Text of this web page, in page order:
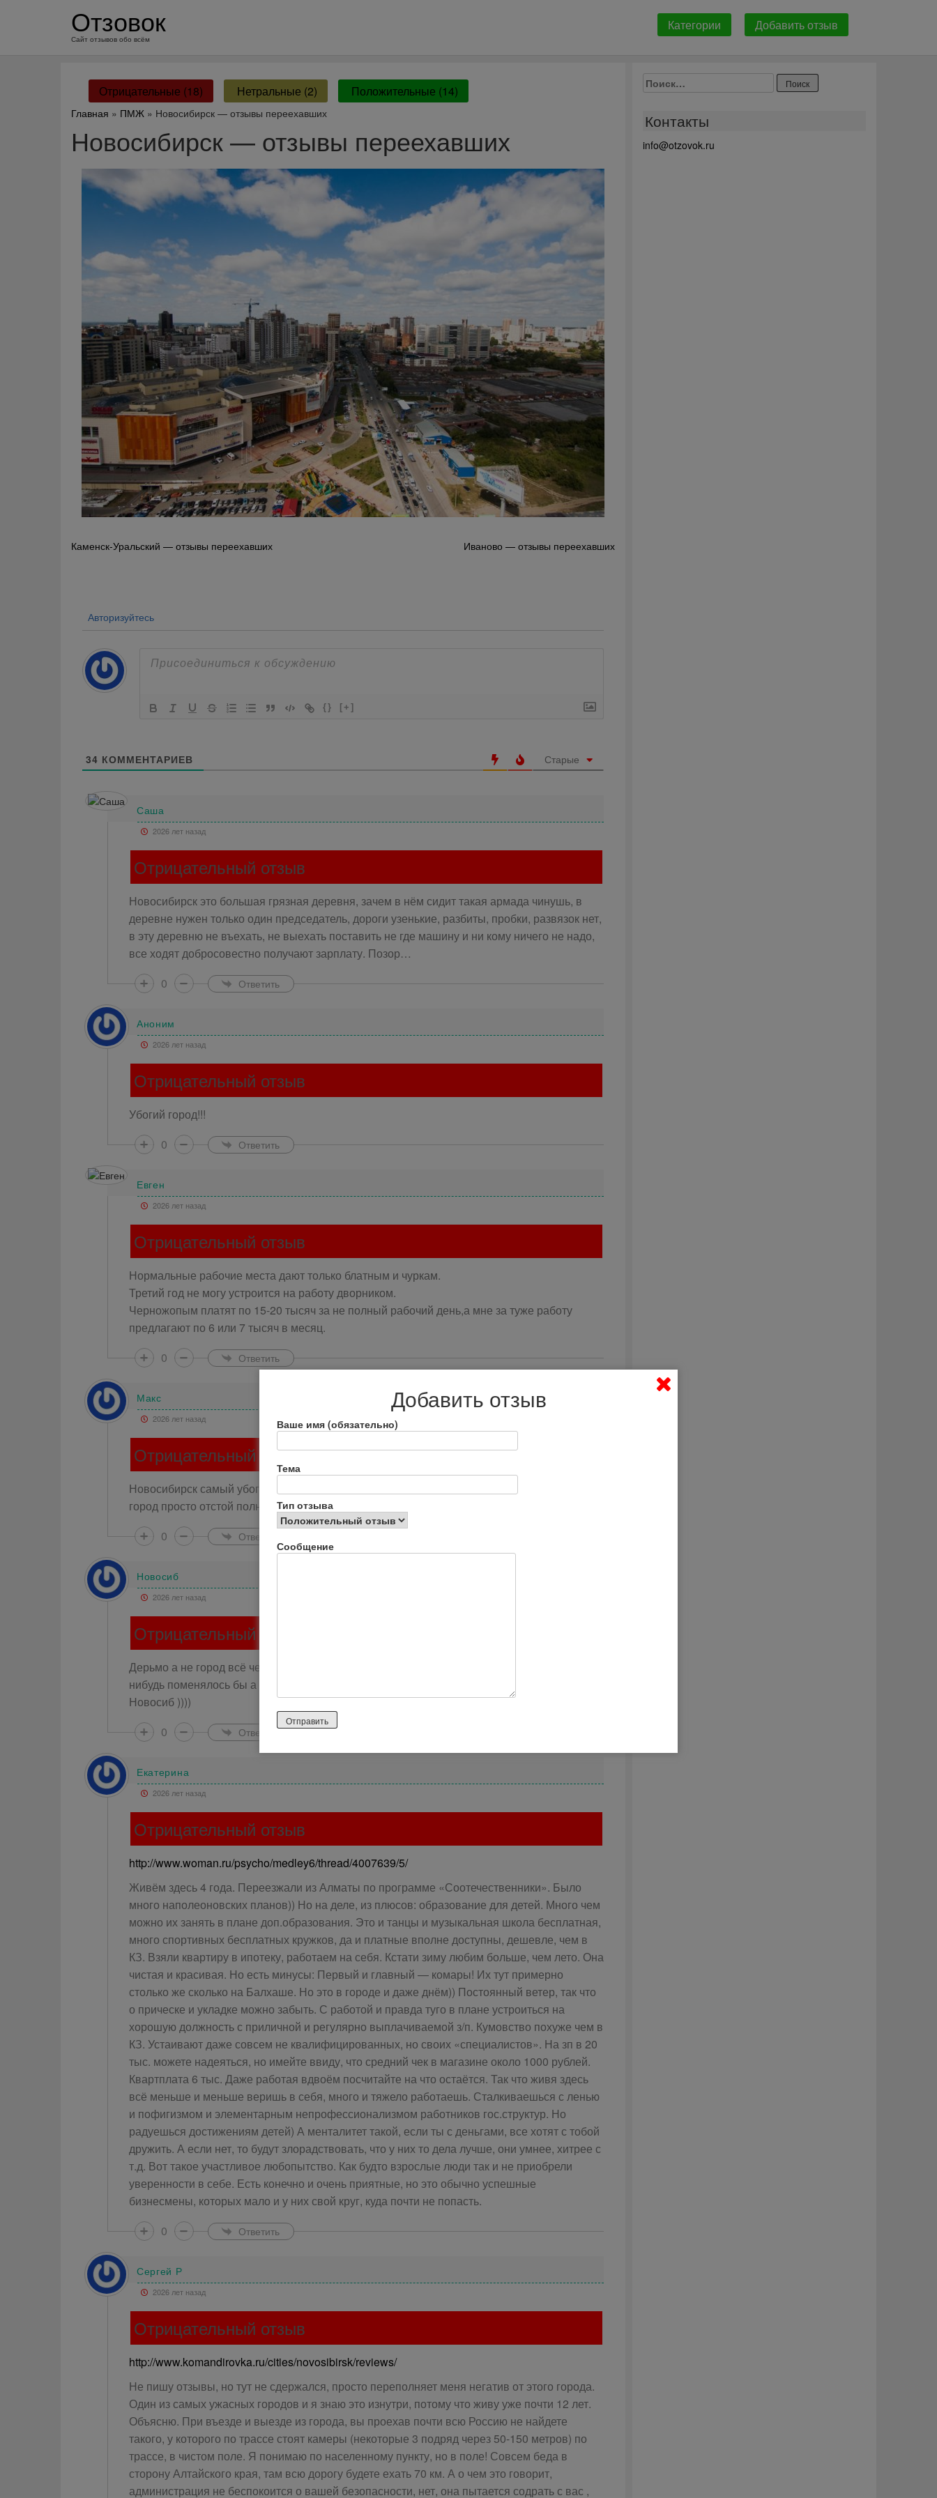
Отзовок
Сайт отзывов обо всём
Категории Добавить отзыв
Отрицательные (18) Нетральные (2) Положительные (14)
Главная » ПМЖ » Новосибирск — отзывы переехавших
Новосибирск — отзывы переехавших
Навигация
Каменск-Уральский — отзывы переехавших Иваново — отзывы переехавших
Авторизуйтесь
{} [+]
34 КОММЕНТАРИЕВ Старые
Саша
2026 лет назад
Отрицательный отзыв
Новосибирск это большая грязная деревня, зачем в нём сидит такая армада чинушь, в
деревне нужен только один председатель, дороги узенькие, разбиты, пробки, развязок нет,
в эту деревню не въехать, не выехать поставить не где машину и ни кому ничего не надо,
все ходят добросовестно получают зарплату. Позор…
0
Ответить
Аноним
2026 лет назад
Отрицательный отзыв
Убогий город!!!
0
Ответить
Евген
2026 лет назад
Отрицательный отзыв
Нормальные рабочие места дают только блатным и чуркам.
Третий год не могу устроится на работу дворником.
Черножопым платят по 15-20 тысяч за не полный рабочий день,а мне за туже работу
предлагают по 6 или 7 тысяч в месяц.
0
Ответить
Макс
2026 лет назад
Отрицательный отзыв
Новосибирск самый убогий, грязный, вонючий, помойный, засраный, бесперспективный
город просто отстой полный.В Новосибирске почти одни алкаши и наркаманы живут
0
Ответить
Новосиб
2026 лет назад
Отрицательный отзыв
Дерьмо а не город всё черно -белое если бы по менять руководство может быть что
нибудь поменялось бы а так делать тут не чего хотите стать оборванцами тогда вам в
Новосиб ))))
0
Ответить
Екатерина
2026 лет назад
Отрицательный отзыв
http://www.woman.ru/psycho/medley6/thread/4007639/5/
Живём здесь 4 года. Переезжали из Алматы по программе «Соотечественники». Было
много наполеоновских планов)) Но на деле, из плюсов: образование для детей. Много чем
можно их занять в плане доп.образования. Это и танцы и музыкальная школа бесплатная,
много спортивных бесплатных кружков, да и платные вполне доступны, дешевле, чем в
КЗ. Взяли квартиру в ипотеку, работаем на себя. Кстати зиму любим больше, чем лето. Она
чистая и красивая. Но есть минусы: Первый и главный — комары! Их тут примерно
столько же сколько на Балхаше. Но это в городе и даже днём)) Постоянный ветер, так что
о прическе и укладке можно забыть. С работой и правда туго в плане устроиться на
хорошую должность с приличной и регулярно выплачиваемой з/п. Кумовство похуже чем в
КЗ. Устаивают даже совсем не квалифицированных, но своих «специалистов». На зп в 20
тыс. можете надеяться, но имейте ввиду, что средний чек в магазине около 1000 рублей.
Квартплата 6 тыс. Даже работая вдвоём посчитайте на что остаётся. Так что живя здесь
всё меньше и меньше веришь в себя, много и тяжело работаешь. Сталкиваешься с ленью
и пофигизмом и элементарным непрофессионализмом работников гос.структур. Но
радуешься достижениям детей) А менталитет такой, если ты с деньгами, все хотят с тобой
дружить. А если нет, то будут злорадствовать, что у них то дела лучше, они умнее, хитрее с
т.д. Вот такое участливое любопытство. Как будто взрослые люди так и не приобрели
уверенности в себе. Есть конечно и очень приятные, но это обычно успешные
бизнесмены, которых мало и у них свой круг, куда почти не попасть.
0
Ответить
Сергей Р
2026 лет назад
Отрицательный отзыв
http://www.komandirovka.ru/cities/novosibirsk/reviews/
Не пишу отзывы, но тут не сдержался, просто переполняет меня негатив от этого города.
Один из самых ужасных городов и я знаю это изнутри, потому что живу уже почти 12 лет.
Объясню. При въезде и выезде из города, вы проехав почти всю Россию не найдете
такого, у которого по трассе стоят камеры (некоторые 3 подряд через 50-150 метров) по
трассе, в чистом поле. Я понимаю по населенному пункту, но в поле! Совсем беда в
сторону Алтайского края, там всю дорогу будете ехать 70 км. А о чем это говорит,
администрация не беспокоится о вашей безопасности, нет, она пытается содрать с вас ,
Найти:
Контакты
info@otzovok.ru
Добавить отзыв
Ваше имя (обязательно)
Тема
Тип отзыва
Сообщение